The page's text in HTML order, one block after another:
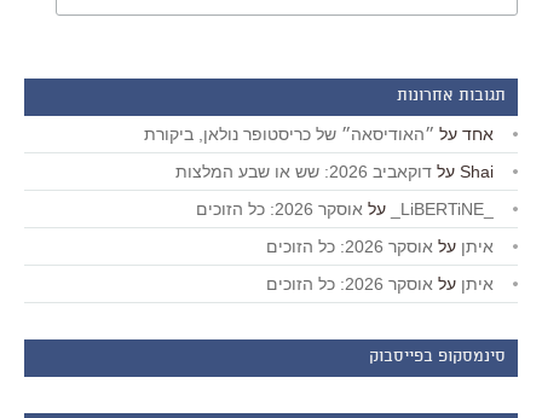
תגובות אחרונות
אחד על ״האודיסאה״ של כריסטופר נולאן, ביקורת
Shai על דוקאביב 2026: שש או שבע המלצות
על אוסקר 2026: כל הזוכים
איתן על אוסקר 2026: כל הזוכים
איתן על אוסקר 2026: כל הזוכים
סינמסקופ בפייסבוק